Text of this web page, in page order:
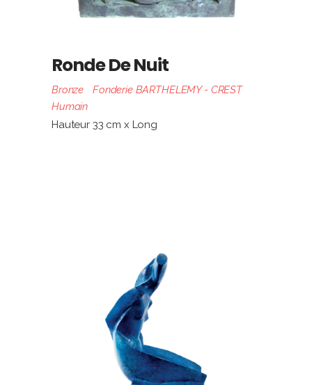
Ronde De Nuit
Bronze
Fonderie BARTHELEMY - CREST
Humain
Hauteur 33 cm x Long